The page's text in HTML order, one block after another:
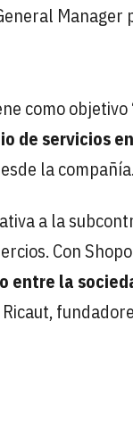
Manager
como
de servicios
la compañía.
a la
Con
entre la